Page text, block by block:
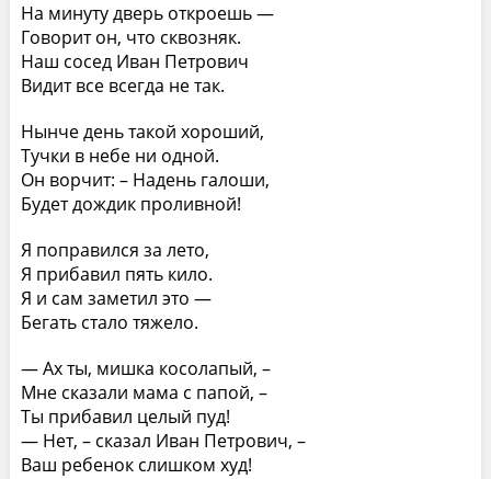
На минуту дверь откроешь —
Говорит он, что сквозняк.
Наш сосед Иван Петрович
Видит все всегда не так.
Нынче день такой хороший,
Тучки в небе ни одной.
Он ворчит: – Надень галоши,
Будет дождик проливной!
Я поправился за лето,
Я прибавил пять кило.
Я и сам заметил это —
Бегать стало тяжело.
— Ах ты, мишка косолапый, –
Мне сказали мама с папой, –
Ты прибавил целый пуд!
— Нет, – сказал Иван Петрович, –
Ваш ребенок слишком худ!